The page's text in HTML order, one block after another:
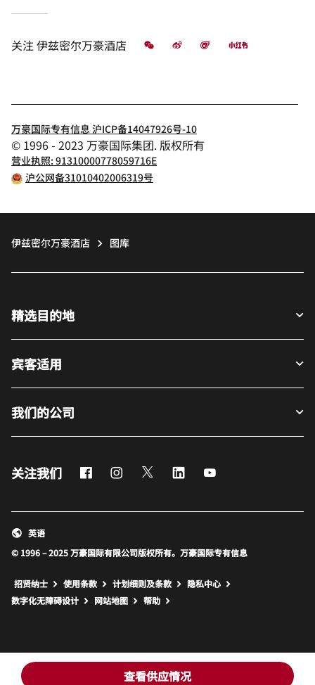
查看供应情况
关注伊兹密尔万豪酒店 微信 微博 飞猪 小红书
万豪国际专有信息 沪ICP备14047926号-10
© 1996 - 2023 万豪国际集团. 版权所有
营业执照: 91310000778059716E
沪公网备31010402006319号
伊兹密尔万豪酒店 图库
精选目的地
宾客适用
我们的公司
关注我们 FacebookInstagram
Twitter LinkedIn
© 1996 – 2025 万豪国际有限公司版权所有。万豪国际专有信息
英语
招贤纳士 使用条款 计划细则及条款
隐私中心
数字化无障碍设计
网站地图 打开新窗口
帮助